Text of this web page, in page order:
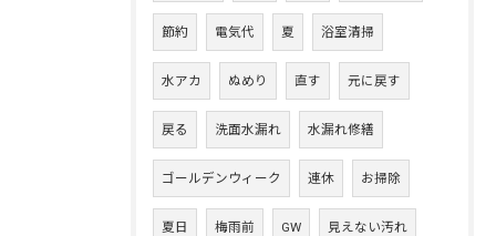
節約 電気代 夏 浴室清掃
水アカ ぬめり 直す 元に戻す
戻る 洗面水漏れ 水漏れ修繕
ゴールデンウィーク 連休 お掃除
夏日 梅雨前 GW 見えない汚れ